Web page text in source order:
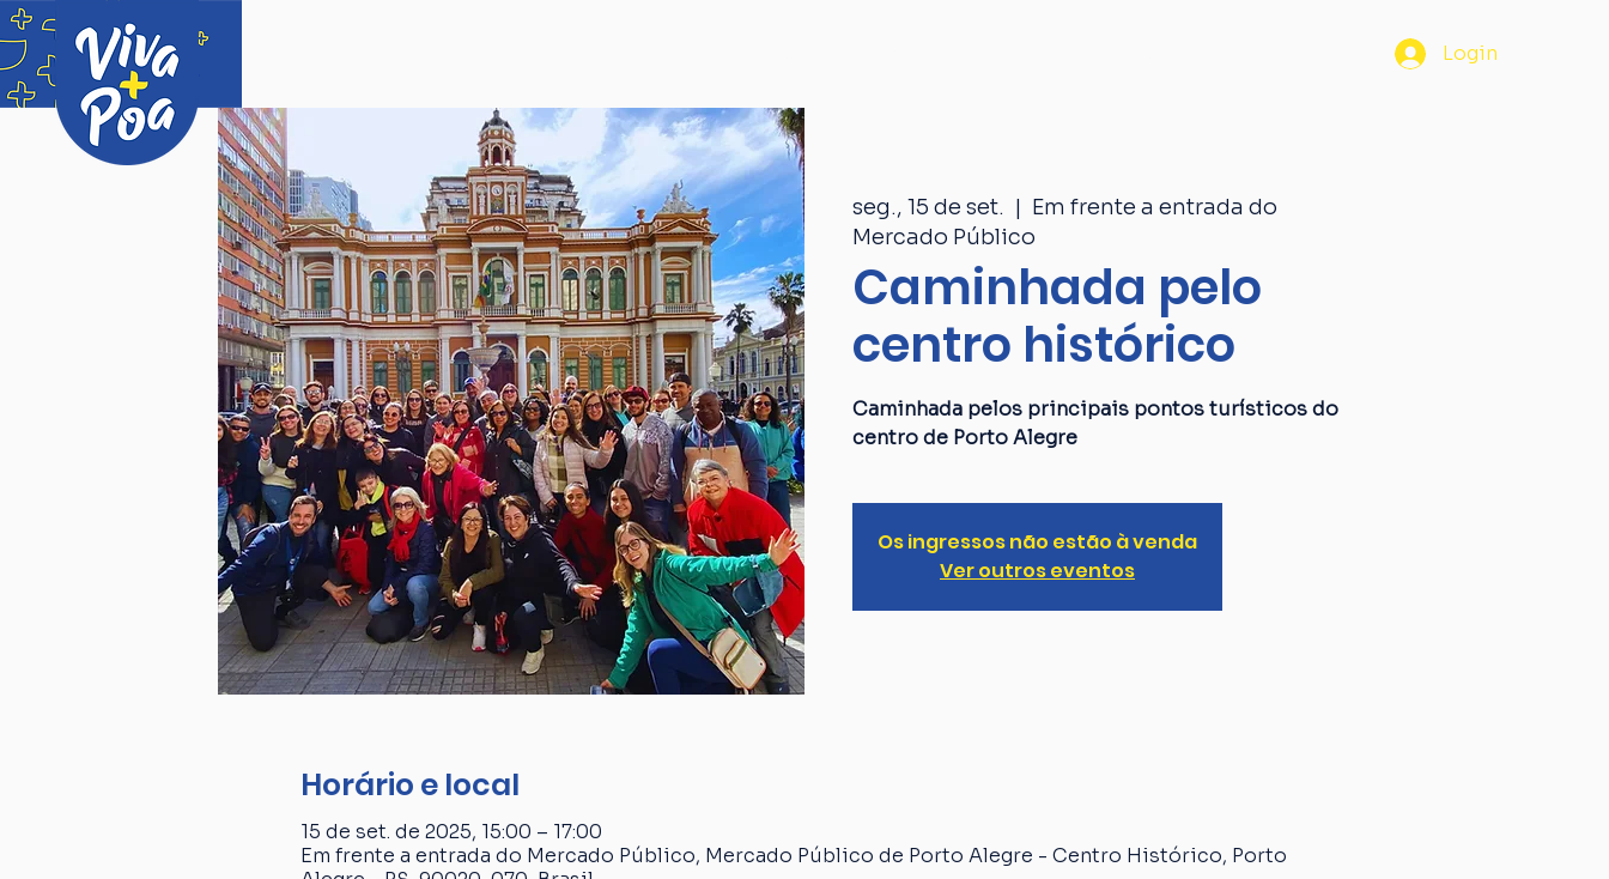
Login
seg., 15 de set.
  |
Em frente a entrada do
Mercado Público
Caminhada pelo
centro histórico
Caminhada pelos principais pontos turísticos do
centro de Porto Alegre
Os ingressos não estão à venda
Ver outros eventos
Horário e local
15 de set. de 2025, 15:00 – 17:00
Em frente a entrada do Mercado Público, Mercado Público de Porto Alegre - Centro Histórico, Porto